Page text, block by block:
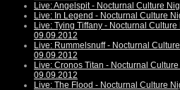
Live: Angelspit - Nocturnal Culture
Live: In Legend - Nocturnal Culture
Live: Tying Tiffany - Nocturnal
09.09.2012
Live: Rummelsnuff - Nocturnal
09.09.2012
Live: Cronos Titan - Nocturnal
09.09.2012
Live: The Flood - Nocturnal Culture